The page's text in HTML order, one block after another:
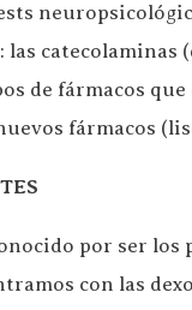
catecolaminas
de fármacos
fármacos
por ser
con las